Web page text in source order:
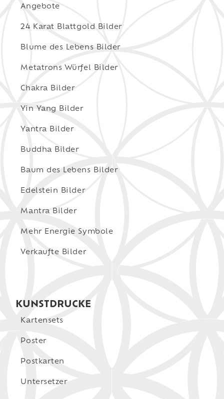
Angebote
24 Karat Blattgold Bilder
Blume des Lebens Bilder
Metatrons Würfel Bilder
Chakra Bilder
Yin Yang Bilder
Yantra Bilder
Buddha Bilder
Baum des Lebens Bilder
Edelstein Bilder
Mantra Bilder
Mehr Energie Symbole
Verkaufte Bilder
KUNSTDRUCKE
Kartensets
Poster
Postkarten
Untersetzer